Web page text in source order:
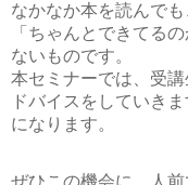
なかなか本を読んで
「ちゃんとできてる
ないものです。
本セミナーでは、受
ドバイスをしていき
になります。
ぜひこの機会に、人